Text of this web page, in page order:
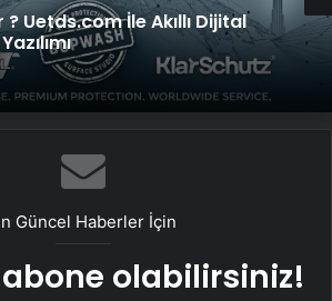
? Uetds.com İle Akıllı Dijital
2026 Umre Tur
Ne Kadar
Güncel Haberler İçin
olabilirsiniz!